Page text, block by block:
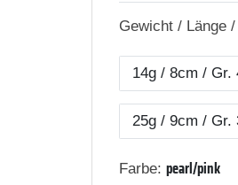
Gewicht / Länge
14g / 8cm / Gr.
25g / 9cm / Gr.
Farbe: pearl/pink